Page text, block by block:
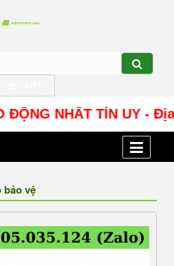
NHÂT TÍN UY - Địa
bảo vệ